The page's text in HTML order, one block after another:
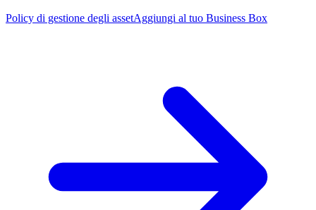
Policy di gestione degli assetAggiungi al tuo Business Box